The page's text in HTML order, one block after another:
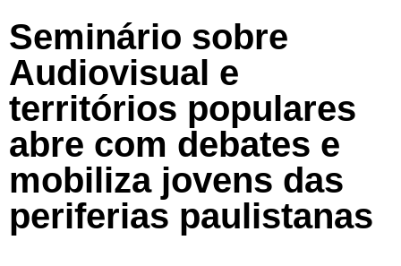
Seminário sobre
Audiovisual e
territórios populares
abre com debates e
mobiliza jovens das
periferias paulistanas